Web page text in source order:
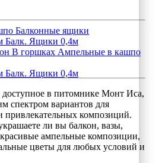
Балконные ящики
Балк. Ящики 0,4м
В горшках Ампельные в кашпо
Балк. Ящики 0,4м
доступное в питомнике Монт Иса,
спектром вариантов для
привлекательных композиций.
ли вы балкон, вазы,
ампельные композиции,
цветы для любых условий и